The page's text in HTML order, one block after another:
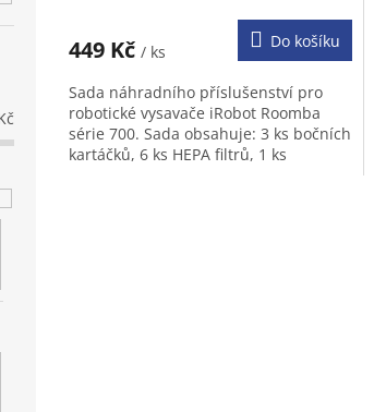
je
z
5
hvězdiček.
449 Kč / ks
Do košíku
Sada náhradního příslušenství pro
robotické vysavače iRobot Roomba
série 700. Sada obsahuje: 3 ks bočních
kartáčků, 6 ks HEPA filtrů, 1 ks